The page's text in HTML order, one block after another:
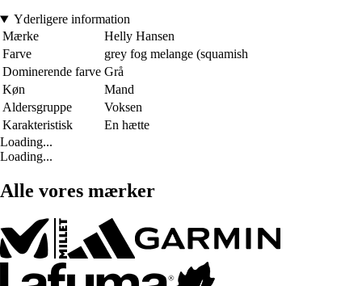
Yderligere information
Mærke
Helly Hansen
Farve
grey fog melange (squamish
Dominerende farve Grå
Køn
Mand
Aldersgruppe
Voksen
Karakteristisk
En hætte
Loading...
Loading...
Alle vores mærker